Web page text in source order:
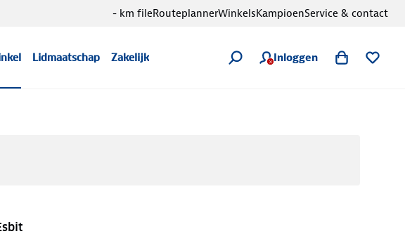
Lidmaatschap Zakelijk Inloggen
- km fileRouteplannerWinkelsKampioenService & contact